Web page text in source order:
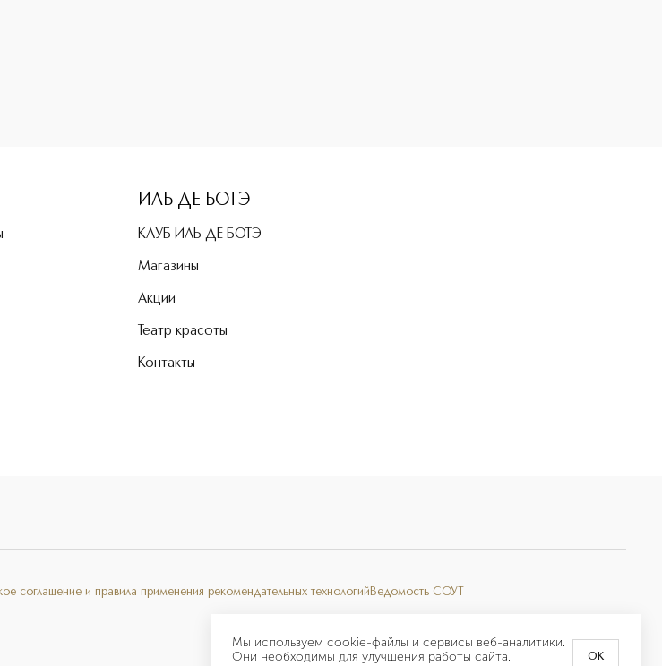
Мы используем cookie-файлы и сервисы веб-аналитики.
Они необходимы для улучшения работы сайта.
OK
ИЛЬ ДЕ БОТЭ
КЛУБ ИЛЬ ДЕ БОТЭ
Магазины
Акции
Театр красоты
Контакты
соглашение и правила применения рекомендательных технологий Ведомость СОУТ